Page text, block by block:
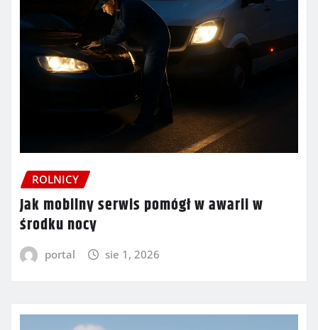
ROLNICY
Jak mobilny serwis pomógł w awarii w
środku nocy
portal sie 1, 2026